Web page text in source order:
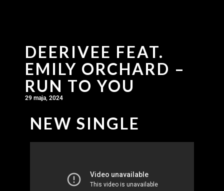
DEERIVEE FEAT.
EMILY ORCHARD –
RUN TO YOU
29 maja, 2024
NEW SINGLE